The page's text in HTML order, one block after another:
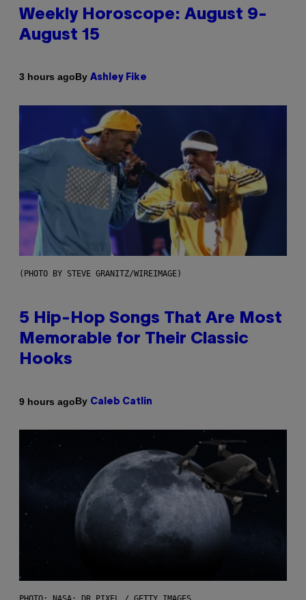
Weekly Horoscope: August 9-
August 15
3 hours agoBy Ashley Fike
(PHOTO BY STEVE GRANITZ/WIREIMAGE)
5 Hip-Hop Songs That Are Most
Memorable for Their Classic
Hooks
9 hours agoBy Caleb Catlin